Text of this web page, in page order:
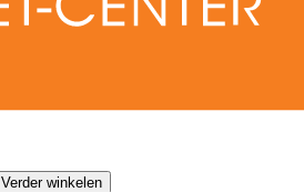
Verder winkelen